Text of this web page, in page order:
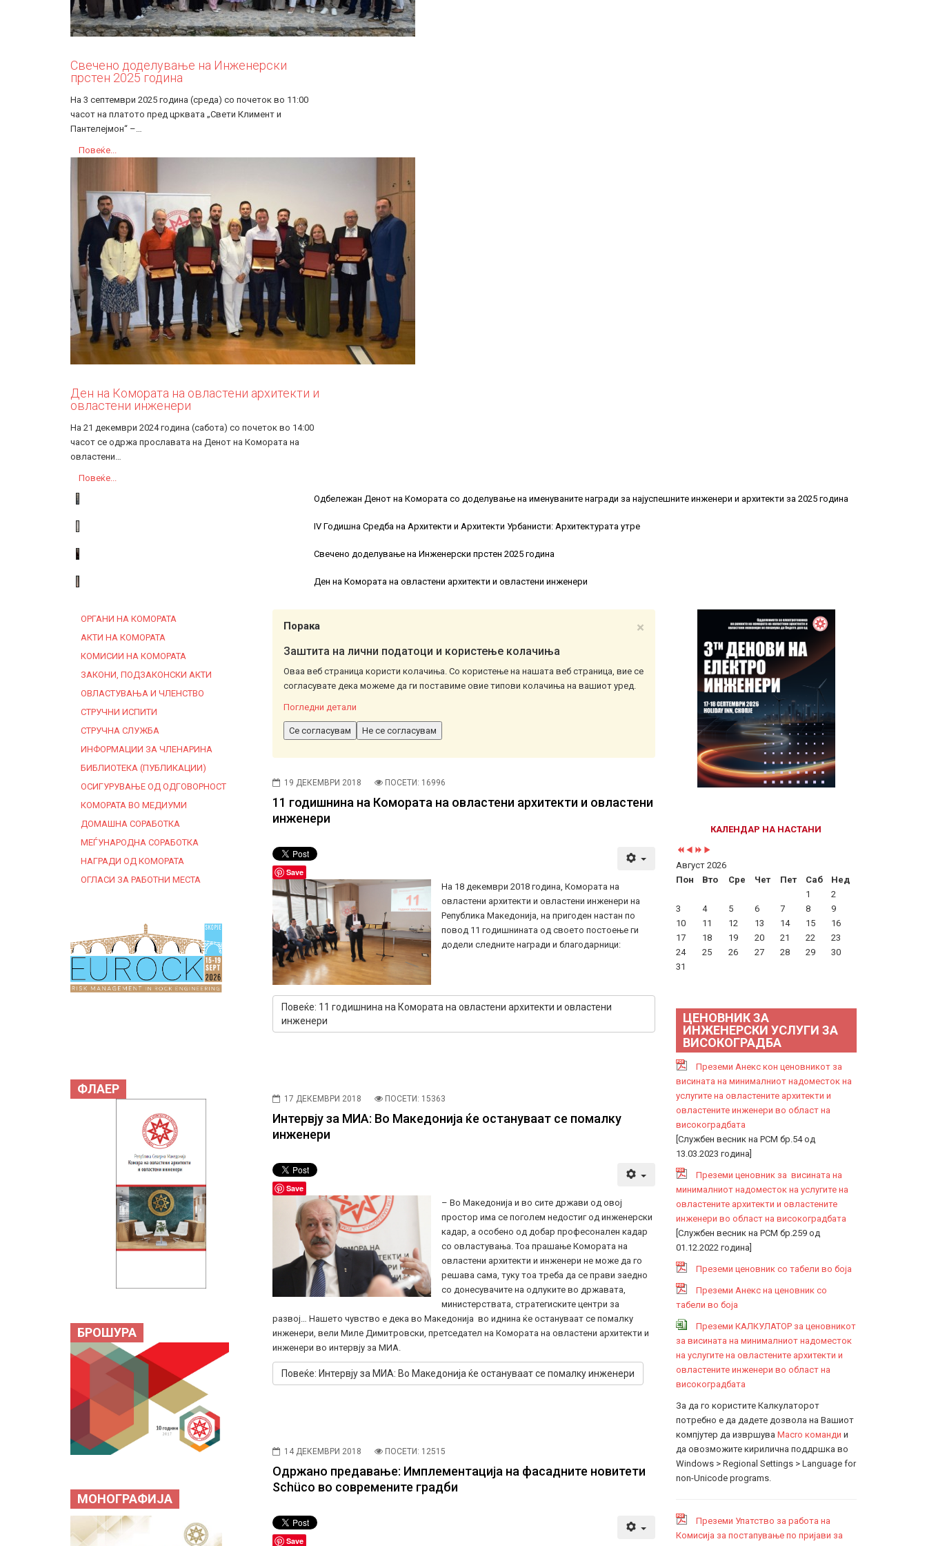
Свечено доделување на Инженерски
прстен 2025 година
На 3 септември 2025 година (среда) со почеток во 11:00
часот на платото пред црквата „Свети Климент и
Пантелејмон“ –…
Повеќе...
Ден на Комората на овластени архитекти и
овластени инженери
На 21 декември 2024 година (сабота) со почеток во 14:00
часот се одржа прославата на Денот на Комората на
овластени…
Повеќе...
Одбележан Денот на Комората со доделување на именуваните награди за најуспешните инженери и архитекти за 2025 година
IV Годишна Средба на Архитекти и Архитекти Урбанисти: Архитектурата утре
Свечено доделување на Инженерски прстен 2025 година
Ден на Комората на овластени архитекти и овластени инженери
ОРГАНИ НА КОМОРАТА
АКТИ НА КОМОРАТА
КОМИСИИ НА КОМОРАТА
ЗАКОНИ, ПОДЗАКОНСКИ АКТИ
ОВЛАСТУВАЊА И ЧЛЕНСТВО
СТРУЧНИ ИСПИТИ
СТРУЧНА СЛУЖБА
ИНФОРМАЦИИ ЗА ЧЛЕНАРИНА
БИБЛИОТЕКА (ПУБЛИКАЦИИ)
ОСИГУРУВАЊЕ ОД ОДГОВОРНОСТ
КОМОРАТА ВО МЕДИУМИ
ДОМАШНА СОРАБОТКА
МЕЃУНАРОДНА СОРАБОТКА
НАГРАДИ ОД КОМОРАТА
ОГЛАСИ ЗА РАБОТНИ МЕСТА
ФЛАЕР
БРОШУРА
МОНОГРАФИЈА
×
Порака
Заштита на лични податоци и користење колачиња
Оваа веб страница користи колачиња. Со користење на нашата веб страница, вие се
согласувате дека можеме да ги поставиме овие типови колачиња на вашиот уред.
Погледни детали
Се согласувам Не се согласувам
19 ДЕКЕМВРИ 2018 ПОСЕТИ: 16996
11 годишнина на Комората на овластени архитекти и овластени
инженери
Save
На 18 декември 2018 година, Комората на
овластени архитекти и овластени инженери на
Република Македонија, на пригоден настан по
повод 11 годишнината од своето постоење ги
додели следните награди и благодарници:
Повеќе: 11 годишнина на Комората на овластени архитекти и овластени
инженери
17 ДЕКЕМВРИ 2018 ПОСЕТИ: 15363
Интервју за МИА: Во Македонија ќе остануваат се помалку
инженери
Save
– Во Македонија и во сите држави од овој
простор има се поголем недостиг од инженерски
кадар, а особено од добар професонален кадар
со овластувања. Тоа прашање Комората на
овластени архитекти и инженери не може да го
решава сама, туку тоа треба да се прави заедно
со донесувачите на одлуките во државата,
министерствата, стратегиските центри за
развој… Нашето чувство е дека во Македонија во иднина ќе остануваат се помалку
инженери, вели Миле Димитровски, претседател на Комората на овластени архитекти и
инженери во интервју за МИА.
Повеќе: Интервју за МИА: Во Македонија ќе остануваат се помалку инженери
14 ДЕКЕМВРИ 2018 ПОСЕТИ: 12515
Одржано предавање: Имплементација на фасадните новитети
Schüco во современите градби
Save
КАЛЕНДАР НА НАСТАНИ
Previous
Previous
Next
Next
Month
Август 2026
Пон
Вто Сре Чет Пет Саб
Нед
1
2
3
4 5 6 7 8
9
10
11 12 13 14 15
16
17
18 19 20 21 22
23
24
25 26 27 28 29
30
31
ЦЕНОВНИК ЗА
ИНЖЕНЕРСКИ УСЛУГИ ЗА
ВИСОКОГРАДБА
Преземи Анекс кон ценовникот за
висината на минималниот надоместок на
услугите на овластените архитекти и
овластените инженери во област на
високоградбата
[Службен весник на РСМ бр.54 од
13.03.2023 година]
Преземи ценовник за висината на
минималниот надоместок на услугите на
овластените архитекти и овластените
инженери во област на високоградбата
[Службен весник на РСМ бр.259 од
01.12.2022 година]
Преземи ценовник со табели во боја
Преземи Анекс на ценовник со
табели во боја
Преземи КАЛКУЛАТОР за ценовникот
за висината на минималниот надоместок
на услугите на овластените архитекти и
овластените инженери во област на
високоградбата
За да го користите Калкулаторот
потребно е да дадете дозвола на Вашиот
компјутер да извршува Macro команди и
да овозможите кирилична поддршка во
Windows > Regional Settings > Language for
non-Unicode programs.
Преземи Упатство за работа на
Комисија за постапување по пријави за